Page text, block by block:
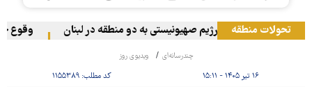
تحولات منطقهحمله رژیم صهیونیستی به دو منطقه در لبنان وقوع
چندرسانه‌ای ویدیوی روز
۱۶ تیر ۱۴۰۵ - ۱۵:۱۱ کد مطلب:۱۱۵۵۳۸۹